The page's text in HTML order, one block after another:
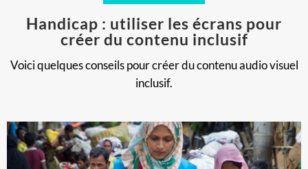
Handicap : utiliser les écrans pour
créer du contenu inclusif
Voici quelques conseils pour créer du contenu audio visuel
inclusif.